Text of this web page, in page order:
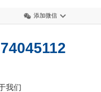
添加微信
我们